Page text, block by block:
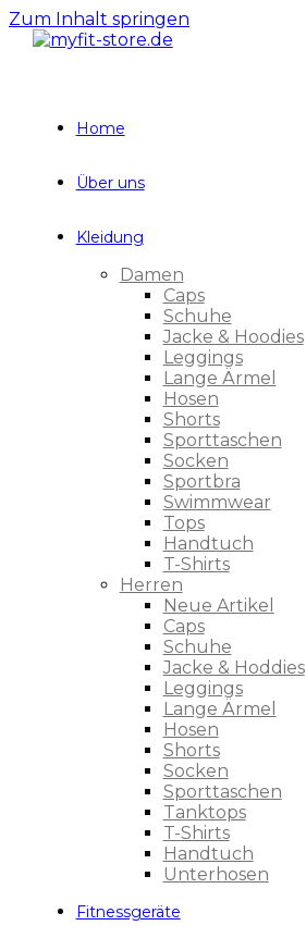
Zum Inhalt springen
Home
Über uns
Kleidung
Damen
Caps
Schuhe
Jacke & Hoodies
Leggings
Lange Ärmel
Hosen
Shorts
Sporttaschen
Socken
Sportbra
Swimmwear
Tops
Handtuch
T-Shirts
Herren
Neue Artikel
Caps
Schuhe
Jacke & Hoddies
Leggings
Lange Ärmel
Hosen
Shorts
Socken
Sporttaschen
Tanktops
T-Shirts
Handtuch
Unterhosen
Fitnessgeräte